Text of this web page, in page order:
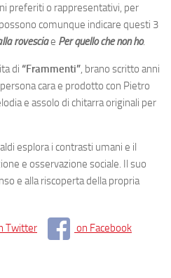
preferiti o rappresentativi, per
comunque indicare questi 3
rovesciae Per quello che non ho.
di “Frammenti”, brano scritto anni
cara e prodotto con Pietro
e assolo di chitarra originali per
esplora i contrasti umani e il
e osservazione sociale. Il suo
e alla riscoperta della propria
Twitter on Facebook